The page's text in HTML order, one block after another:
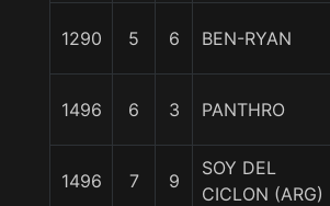
1290 5 6 BEN-RYAN
1496 6 3 PANTHRO
1496 7 9
SOY DEL
CICLON (ARG)